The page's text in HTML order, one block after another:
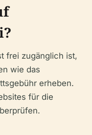
frei zugänglich ist,
wie das
erheben.
für die